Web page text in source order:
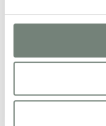
Køb mere og spar